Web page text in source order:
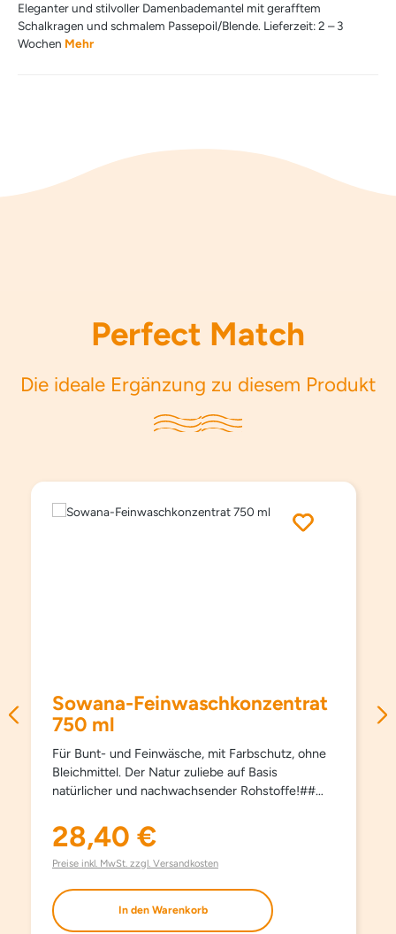
Eleganter und stilvoller Damenbademantel mit gerafftem
Schalkragen und schmalem Passepoil/Blende. Lieferzeit: 2 – 3
Wochen Mehr
Perfect Match
Die ideale Ergänzung zu diesem Produkt
Sowana-Feinwaschkonzentrat
750 ml
Für Bunt- und Feinwäsche, mit Farbschutz, ohne
Bleichmittel. Der Natur zuliebe auf Basis
natürlicher und nachwachsender Rohstoffe!##
schonend und sanft, schon ab 15°C und hält
Kleidungsstücke länger schön. Kein Weichspüler
erforderlich, besonders bügelleicht. Haut- und
auch bestens für die Handwäsche geeignet. Mit
modernsten waschaktiven Substanzen und
Regulärer Preis:
28,40 €
Preise inkl. MwSt. zzgl. Versandkosten
In den Warenkorb